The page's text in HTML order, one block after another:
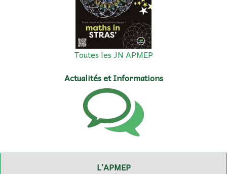
Toutes les JN APMEP
Actualités et Informations
L’APMEP